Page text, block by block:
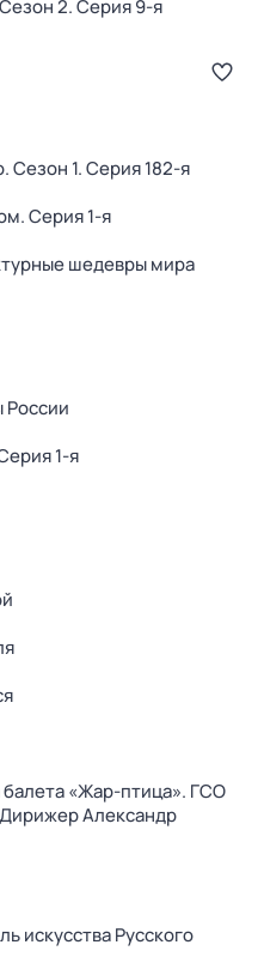
2. Серия 9-я
. Сезон 1. Серия 182-я
. Серия 1-я
шедевры мира
1-я
«Жар-птица». ГСО
Александр
искусства Русского